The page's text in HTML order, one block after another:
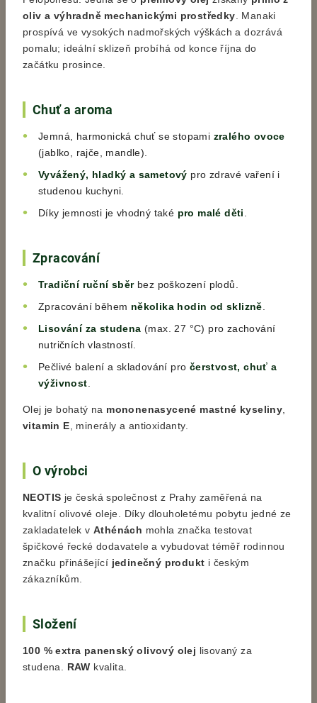
oliv a výhradně mechanickými prostředky . Manaki
prospívá ve vysokých nadmořských výškách a dozrává
pomalu; ideální sklizeň probíhá od konce října do
začátku prosince.
Chuť a aroma
Jemná, harmonická chuť se stopami zralého ovoce
(jablko, rajče, mandle).
Vyvážený, hladký a sametový pro zdravé vaření i
studenou kuchyni.
Díky jemnosti je vhodný také pro malé děti
Zpracování
Tradiční ruční sběrbez poškození plodů.
Zpracování během několika hodin od sklizně
Lisování za studena (max. 27 °C) pro zachování
nutričních vlastností.
Pečlivé balení a skladování pro čerstvost, chuť a
výživnost
Olej je bohatý na mononenasycené mastné kyseliny
vitamin E , minerály a antioxidanty.
O výrobci
NEOTIS je česká společnost z Prahy zaměřená na
kvalitní olivové oleje. Díky dlouholetému pobytu jedné ze
zakladatelek vAthénách mohla značka testovat
špičkové řecké dodavatele a vybudovat téměř rodinnou
značku přinášející jedinečný produkt i českým
zákazníkům.
Složení
100 % extra panenský olivový olej lisovaný za
studena. RAW kvalita.